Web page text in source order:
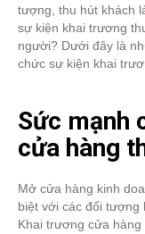
tượng, thu hút khách
sự kiện khai trương
người? Dưới đây là
chức sự kiện khai
Sức mạnh
cửa hàng
Mở cửa hàng kinh
biệt với các đối tượng
Khai trương cửa